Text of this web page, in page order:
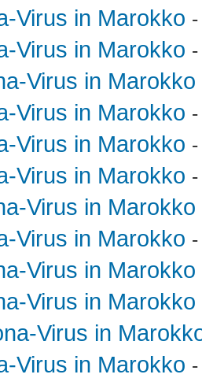
Virus in Marokko
Virus in Marokko
Virus in Marokko
Virus in Marokko
Virus in Marokko
Virus in Marokko
Virus in Marokko
Virus in Marokko
Virus in Marokko
Virus in Marokko
Virus in
Virus in Marokko